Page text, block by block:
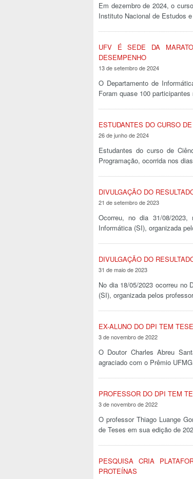
Em dezembro de 2024, o
Instituto Nacional de Estudos
UFV É SEDE DA
DESEMPENHO
13 de setembro de 2024
O Departamento de
Foram quase 100
ESTUDANTES DO CURSO
26 de junho de 2024
Estudantes do curso de
Programação, ocorrida nos
DIVULGAÇÃO DO
21 de setembro de 2023
Ocorreu, no dia 31/08/
Informática (SI), organizada
DIVULGAÇÃO DO
31 de maio de 2023
No dia 18/05/2023 ocorreu no
(SI), organizada pelos
EX-ALUNO DO DPI TEM
3 de novembro de 2022
O Doutor Charles Abreu
agraciado com o Prêmio
PROFESSOR DO DPI TEM
3 de novembro de 2022
O professor Thiago Luange
de Teses em sua edição de
PESQUISA CRIA
PROTEÍNAS